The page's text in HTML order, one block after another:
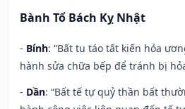
Bành Tổ Bách Kỵ Nhật
- Bính: “Bất tu táo tất kiến hỏa
hành sửa chữa bếp để tránh bị
- Dần: “Bất tế tự quỷ thần bất